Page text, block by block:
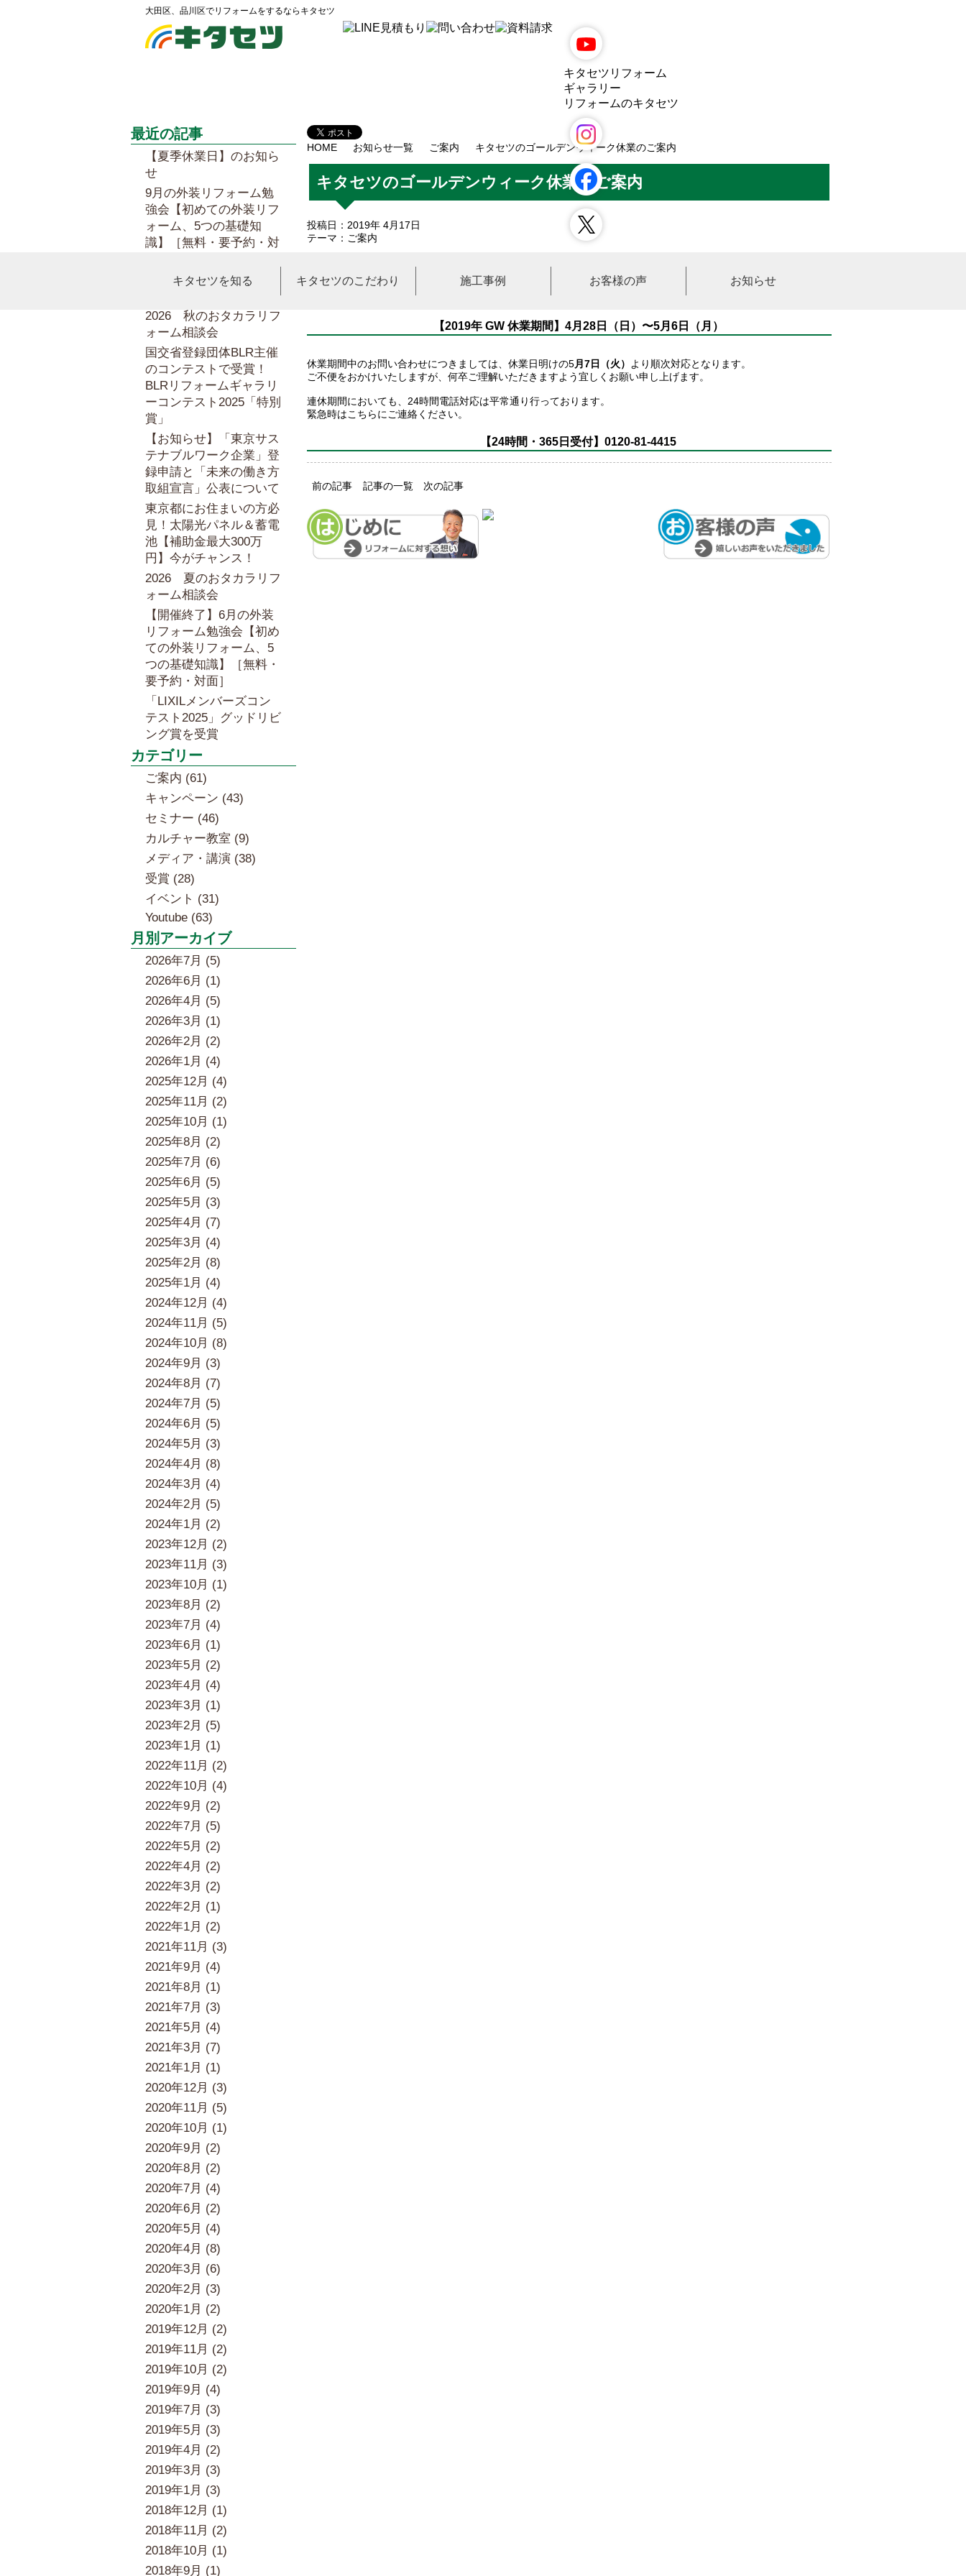
大田区、品川区でリフォームをするならキタセツ
キタセツリフォーム
ギャラリー
リフォームのキタセツ
キタセツを知る キタセツのこだわり 施工事例 お客様の声 お知らせ
HOME お知らせ一覧 ご案内 キタセツのゴールデンウィーク休業のご案内
キタセツのゴールデンウィーク休業のご案内
投稿日：2019年 4月17日
テーマ： ご案内
平素は格別のお引き立てを賜り、厚く御礼申し上げます。
キタセツでは、誠に勝手ながら下記の期間をゴールデンウィーク休業とさせていただきます。
【2019年 GW 休業期間】4月28日（日）〜5月6日（月）
休業期間中のお問い合わせにつきましては、休業日明けの5月7日（火） より順次対応となります。
ご不便をおかけいたしますが、何卒ご理解いただきますよう宜しくお願い申し上げます。
連休期間においても、24時間電話対応は平常通り行っております。
緊急時はこちらにご連絡ください。
【24時間・365日受付】0120-81-4415
前の記事 記事の一覧 次の記事
最近の記事
【夏季休業日】のお知ら
せ
9月の外装リフォーム勉
強会【初めての外装リフ
ォーム、5つの基礎知
識】［無料・要予約・対
秋のエアコンクリーニン
2026 秋のおタカラリフ
ォーム相談会
国交省登録団体BLR主催
のコンテストで受賞！
BLRリフォームギャラリ
ーコンテスト2025「特別
賞」
【お知らせ】「東京サス
テナブルワーク企業」登
録申請と「未来の働き方
取組宣言」公表について
東京都にお住まいの方必
見！太陽光パネル＆蓄電
池【補助金最大300万
円】今がチャンス！
2026 夏のおタカラリフ
ォーム相談会
【開催終了】6月の外装
リフォーム勉強会【初め
ての外装リフォーム、5
つの基礎知識】［無料・
要予約・対面］
「LIXILメンバーズコン
テスト2025」グッドリビ
ング賞を受賞
カテゴリー
ご案内 (61)
キャンペーン (43)
セミナー (46)
カルチャー教室 (9)
メディア・講演 (38)
受賞 (28)
イベント (31)
Youtube (63)
月別アーカイブ
2026年7月 (5)
2026年6月 (1)
2026年4月 (5)
2026年3月 (1)
2026年2月 (2)
2026年1月 (4)
2025年12月 (4)
2025年11月 (2)
2025年10月 (1)
2025年8月 (2)
2025年7月 (6)
2025年6月 (5)
2025年5月 (3)
2025年4月 (7)
2025年3月 (4)
2025年2月 (8)
2025年1月 (4)
2024年12月 (4)
2024年11月 (5)
2024年10月 (8)
2024年9月 (3)
2024年8月 (7)
2024年7月 (5)
2024年6月 (5)
2024年5月 (3)
2024年4月 (8)
2024年3月 (4)
2024年2月 (5)
2024年1月 (2)
2023年12月 (2)
2023年11月 (3)
2023年10月 (1)
2023年8月 (2)
2023年7月 (4)
2023年6月 (1)
2023年5月 (2)
2023年4月 (4)
2023年3月 (1)
2023年2月 (5)
2023年1月 (1)
2022年11月 (2)
2022年10月 (4)
2022年9月 (2)
2022年7月 (5)
2022年5月 (2)
2022年4月 (2)
2022年3月 (2)
2022年2月 (1)
2022年1月 (2)
2021年11月 (3)
2021年9月 (4)
2021年8月 (1)
2021年7月 (3)
2021年5月 (4)
2021年3月 (7)
2021年1月 (1)
2020年12月 (3)
2020年11月 (5)
2020年10月 (1)
2020年9月 (2)
2020年8月 (2)
2020年7月 (4)
2020年6月 (2)
2020年5月 (4)
2020年4月 (8)
2020年3月 (6)
2020年2月 (3)
2020年1月 (2)
2019年12月 (2)
2019年11月 (2)
2019年10月 (2)
2019年9月 (4)
2019年7月 (3)
2019年5月 (3)
2019年4月 (2)
2019年3月 (3)
2019年1月 (3)
2018年12月 (1)
2018年11月 (2)
2018年10月 (1)
2018年9月 (1)